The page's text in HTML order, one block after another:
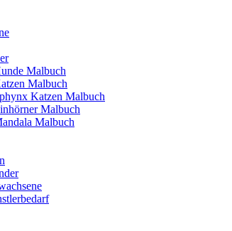
Malbuch
Malbuch
Katzen Malbuch
Malbuch
Malbuch